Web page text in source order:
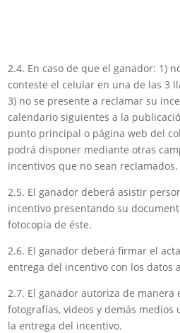
2.4. En caso de que el ganador: 1)
conteste el celular en una de las 3
3) no se presente a reclamar su
calendario siguientes a la
punto principal o página web del
podrá disponer mediante otras
incentivos que no sean reclamados.
2.5. El ganador deberá asistir
incentivo presentando su
fotocopia de éste.
2.6. El ganador deberá firmar el
entrega del incentivo con los datos
2.7. El ganador autoriza de manera
fotografías, videos y demás
la entrega del incentivo.